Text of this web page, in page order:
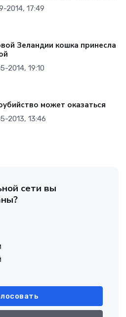
2014, 17:49
Зеландии кошка принесла
2014, 19:10
может оказаться
2013, 13:46
сети вы